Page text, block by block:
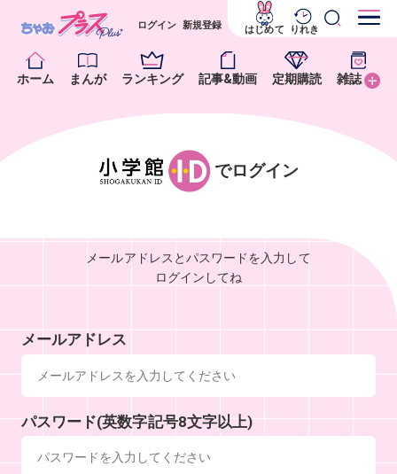
ホーム まんが ランキング 記事&動画 定期購読 雑誌
ログイン 新規登録 はじめて りれき
でログイン
メールアドレスとパスワードを入力して
ログインしてね
メールアドレス
パスワード(英数字記号8文字以上)